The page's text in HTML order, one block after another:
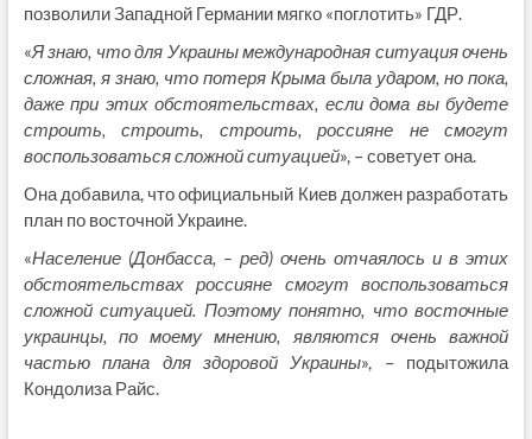
позволили Западной Германии мягко «поглотить» ГДР.
«Я знаю, что для Украины международная ситуация очень
сложная, я знаю, что потеря Крыма была ударом, но пока,
даже при этих обстоятельствах, если дома вы будете
строить, строить, строить, россияне не смогут
воспользоваться сложной ситуацией», – советует она.
Она добавила, что официальный Киев должен разработать
план по восточной Украине.
«Население (Донбасса, – ред) очень отчаялось и в этих
обстоятельствах россияне смогут воспользоваться
сложной ситуацией. Поэтому понятно, что восточные
украинцы, по моему мнению, являются очень важной
частью плана для здоровой Украины», – подытожила
Кондолиза Райс.